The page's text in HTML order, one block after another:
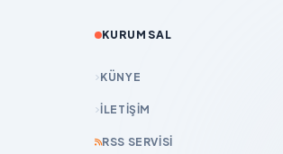
KURUMSAL
KÜNYE
İLETIŞIM
RSS SERVISI